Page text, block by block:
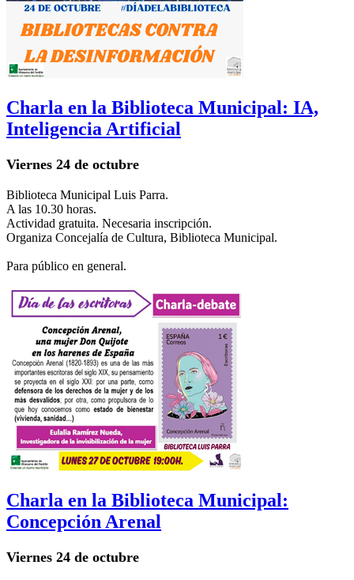
Charla en la Biblioteca Municipal: IA,
Inteligencia Artificial
Viernes 24 de octubre
Biblioteca Municipal Luis Parra.
A las 10.30 horas.
Actividad gratuita. Necesaria inscripción.
Organiza Concejalía de Cultura, Biblioteca Municipal.
Para público en general.
Charla en la Biblioteca Municipal:
Concepción Arenal
Viernes 24 de octubre